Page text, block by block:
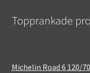
Topprankade
Michelin Road 6 120/